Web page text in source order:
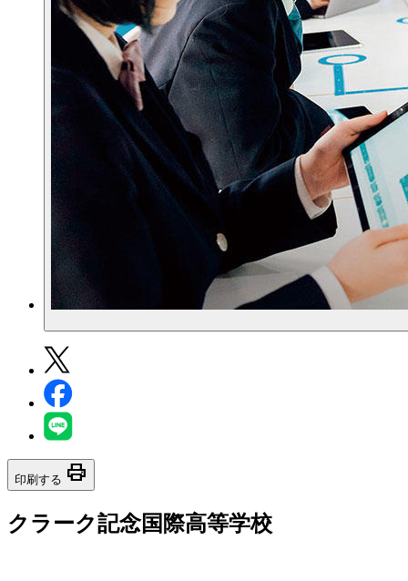
印刷する print
クラーク記念国際高等学校